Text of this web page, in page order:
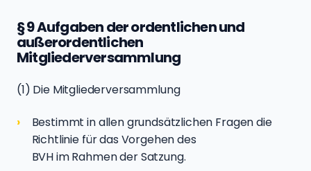
§ 9 Aufgaben der ordentlichen und
außerordentlichen
Mitgliederversammlung
(1) Die Mitgliederversammlung
Bestimmt in allen grundsätzlichen Fragen die
Richtlinie für das Vorgehen des
BVH im Rahmen der Satzung.